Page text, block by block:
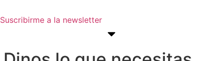
Suscribirme a la newsletter